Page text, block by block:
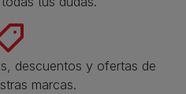
descuentos y ofertas de
marcas.​